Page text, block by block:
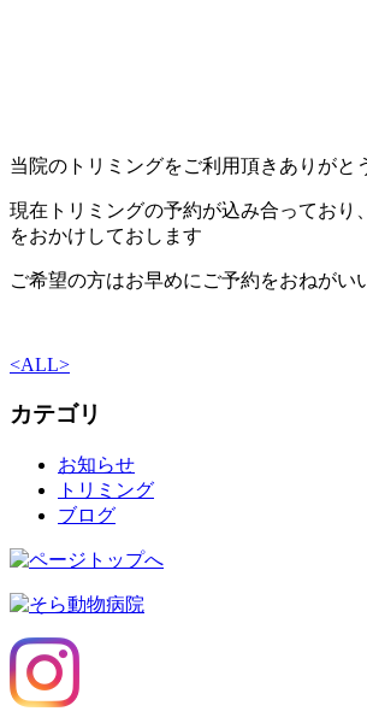
当院のトリミングをご利用頂きありがと
現在トリミングの予約が込み合っており
をおかけしておします
ご希望の方はお早めにご予約をおねがい
<ALL>
カテゴリ
お知らせ
トリミング
ブログ